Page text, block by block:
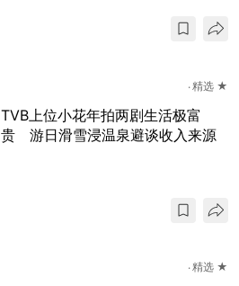
精选 ★
TVB上位小花年拍两剧生活极富
贵 游日滑雪浸温泉避谈收入来源
精选 ★